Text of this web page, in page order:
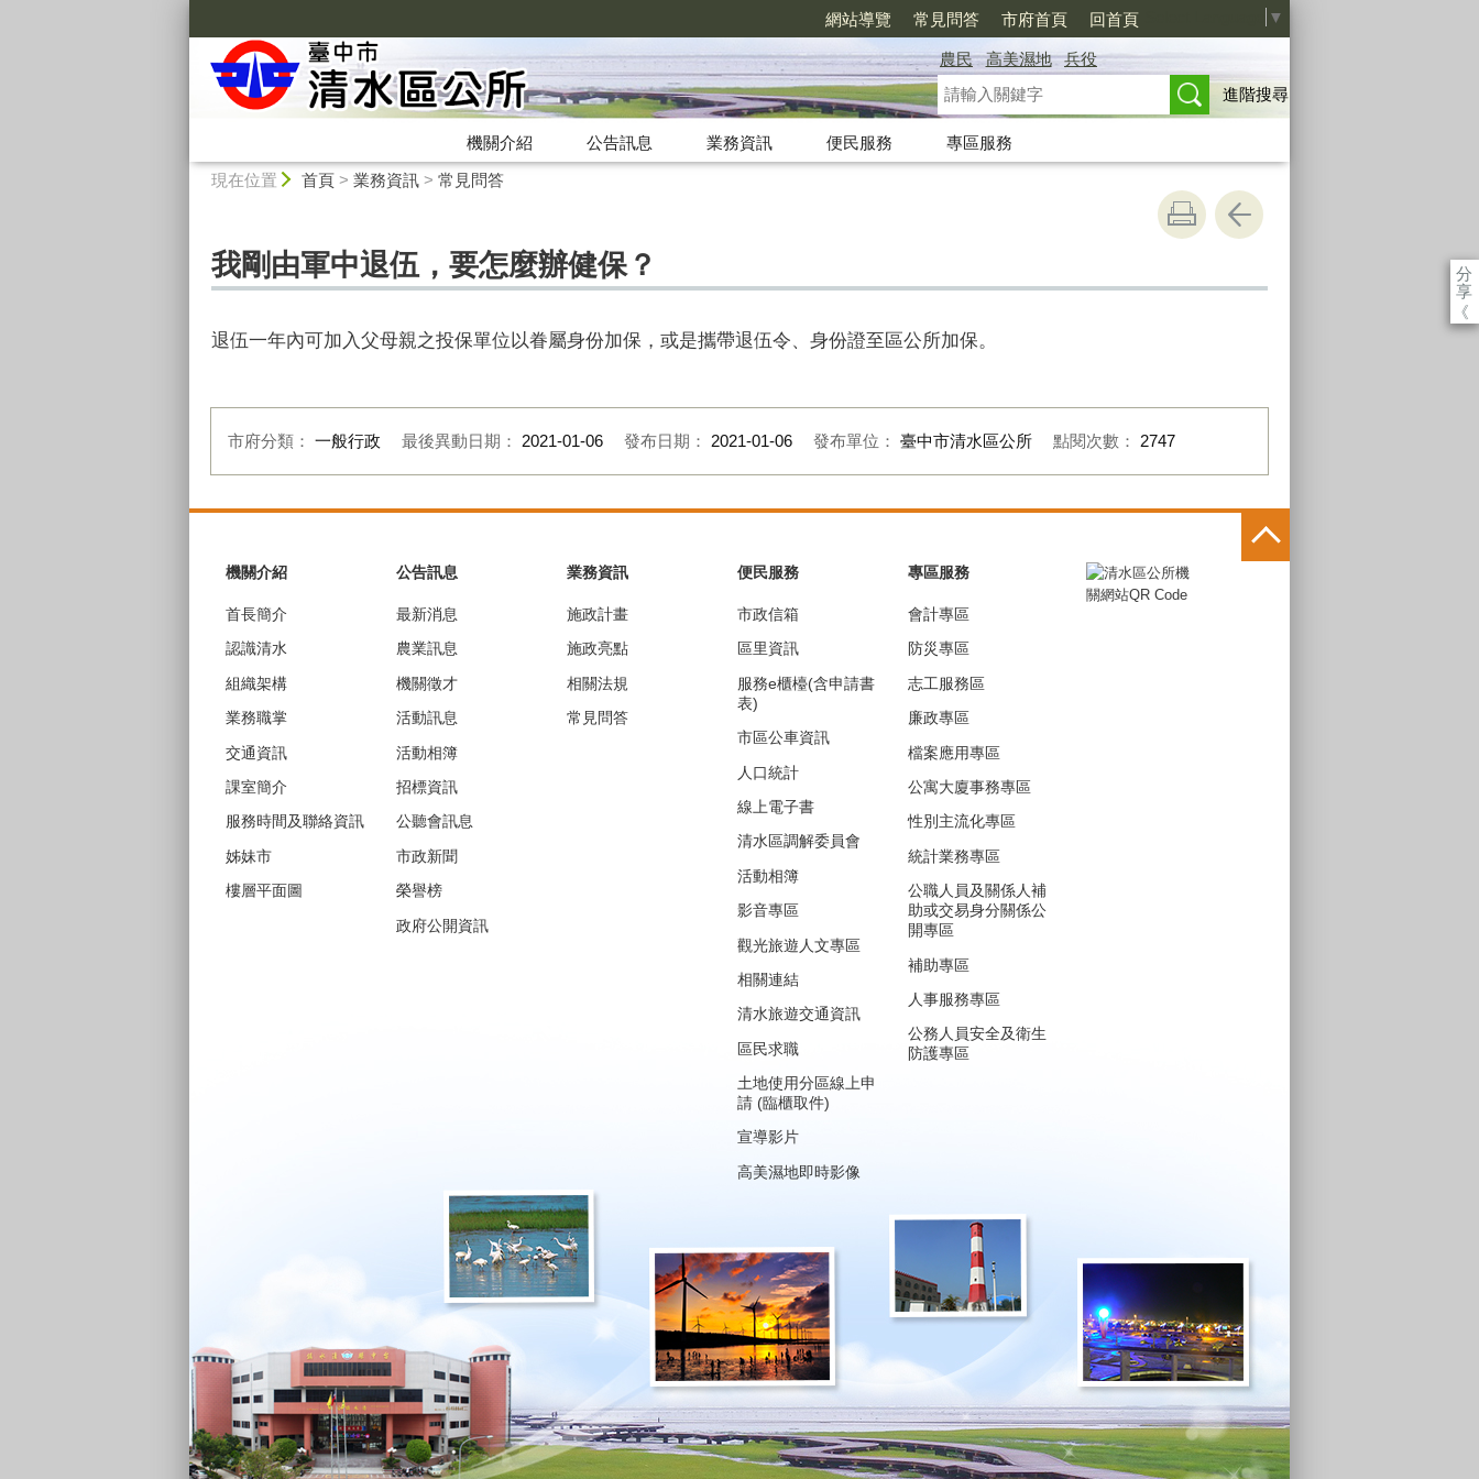
網站導覽 常見問答 市府首頁 回首頁 ▼
農民 高美濕地
兵役
進階搜尋
機關介紹 公告訊息 業務資訊 便民服務
專區服務
現在位置 首頁> 業務資訊> 常見問答
分
享
《
我剛由軍中退伍，要怎麼辦健保？
退伍一年內可加入父母親之投保單位以眷屬身份加保，或是攜帶退伍令、身份證至區公所加保。
市府分類： 一般行政 最後異動日期： 2021-01-06 發布日期： 2021-01-06 發布單位： 臺中市清水區公所 點閱次數： 2747
機關介紹
首長簡介
認識清水
組織架構
業務職掌
交通資訊
課室簡介
服務時間及聯絡資訊
姊妹市
樓層平面圖
公告訊息
最新消息
農業訊息
機關徵才
活動訊息
活動相簿
招標資訊
公聽會訊息
市政新聞
榮譽榜
政府公開資訊
業務資訊
施政計畫
施政亮點
相關法規
常見問答
便民服務
市政信箱
區里資訊
服務e櫃檯(含申請書
表)
市區公車資訊
人口統計
線上電子書
清水區調解委員會
活動相簿
影音專區
觀光旅遊人文專區
相關連結
清水旅遊交通資訊
區民求職
土地使用分區線上申
請 (臨櫃取件)
宣導影片
高美濕地即時影像
專區服務
會計專區
防災專區
志工服務區
廉政專區
檔案應用專區
公寓大廈事務專區
性別主流化專區
統計業務專區
公職人員及關係人補
助或交易身分關係公
開專區
補助專區
人事服務專區
公務人員安全及衛生
防護專區